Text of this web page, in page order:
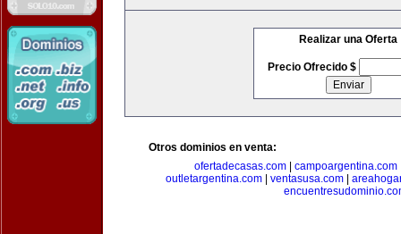
Realizar una Oferta
Precio Ofrecido $
Otros dominios en venta:
ofertadecasas.com| campoargentina.com
outletargentina.com
ventasusa.com